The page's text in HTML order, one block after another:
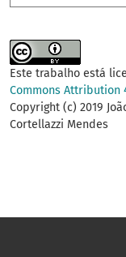
Este trabalho está
Commons Attribution
Copyright (c) 2019
Cortellazzi Mendes